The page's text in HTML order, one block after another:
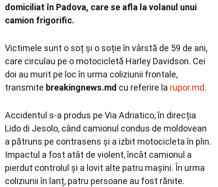
domiciliat în Padova, care se afla la volanul unui
camion frigorific.
Victimele sunt o soț și o soție în vârstă de 59 de ani,
care circulau pe o motocicletă Harley Davidson. Cei
doi au murit pe loc în urma coliziunii frontale,
transmite breakingnews.md cu referire la rupor.md.
Accidentul s-a produs pe Via Adriatico, în direcția
Lido di Jesolo, când camionul condus de moldovean
a pătruns pe contrasens și a izbit motocicleta în plin.
Impactul a fost atât de violent, încât camionul a
pierdut controlul și a lovit alte patru mașini. În urma
coliziunii în lanț, patru persoane au fost rănite.